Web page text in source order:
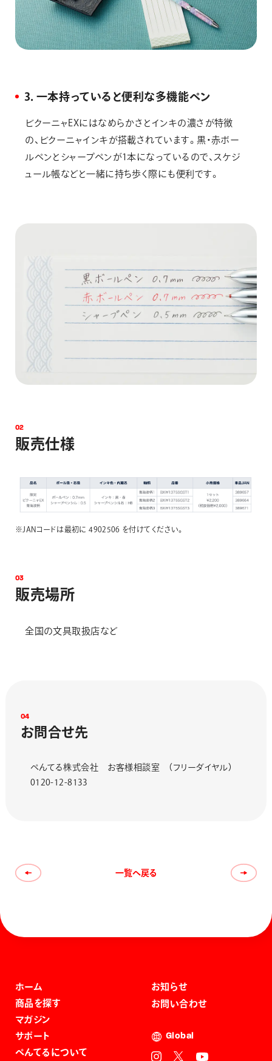
3．一本持っていると便利な多機能ペン
ビクーニャEXにはなめらかさとインキの濃さが特徴
の、ビクーニャインキが搭載されています。黒・赤ボー
ルペンとシャープペンが1本になっているので、スケジ
ュール帳などと一緒に持ち歩く際にも便利です。
02
販売仕様
※JANコードは最初に 4902506 を付けてください。
03
販売場所
全国の文具取扱店など
04
お問 合せ先
ぺんてる株式会社 お客様相談室 （フリーダイヤル）
0120-12-8133
一覧へ戻る
ホーム
商品を探す
マガジン
サポート
ぺんてるについて
お知らせ
お問い合わせ
Global